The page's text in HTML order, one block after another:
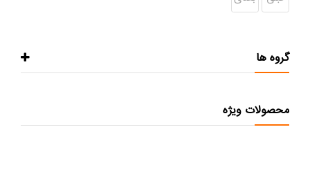
گروه ها
محصولات ویژه